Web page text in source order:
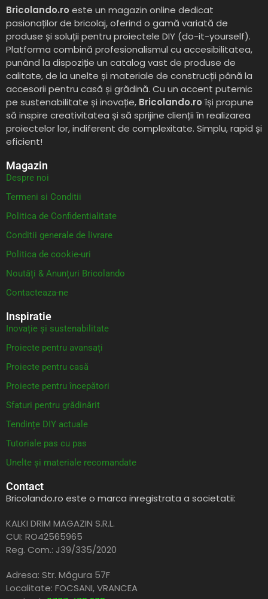
Bricolando.ro este un magazin online dedicat
pasionaților de bricolaj, oferind o gamă variată de
produse și soluții pentru proiectele DIY (do-it-yourself).
Platforma combină profesionalismul cu accesibilitatea,
punând la dispoziție un catalog vast de produse de
calitate, de la unelte și materiale de construcții până la
accesorii pentru casă și grădină. Cu un accent puternic
pe sustenabilitate și inovație, Bricolando.ro își propune
să inspire creativitatea și să sprijine clienții în realizarea
proiectelor lor, indiferent de complexitate. Simplu, rapid și
eficient!
Magazin
Despre noi
Termeni si Conditii
Politica de Confidentialitate
Conditii generale de livrare
Politica de cookie-uri
Noutăți & Anunțuri Bricolando
Contacteaza-ne
Inspiratie
Inovație și sustenabilitate
Proiecte pentru avansați
Proiecte pentru casă
Proiecte pentru începători
Sfaturi pentru grădinărit
Tendințe DIY actuale
Tutoriale pas cu pas
Unelte și materiale recomandate
Contact
Bricolando.ro este o marca inregistrata a societatii:
KALKI DRIM MAGAZIN S.R.L.
CUI: RO42565965
Reg. Com.: J39/335/2020
Adresa: Str. Măgura 57F
Localitate: FOCSANI,VRANCEA